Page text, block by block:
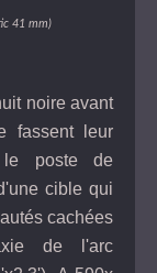
41 mm)
noire avant
fassent leur
le poste de
cible qui
cachées
de l'arc